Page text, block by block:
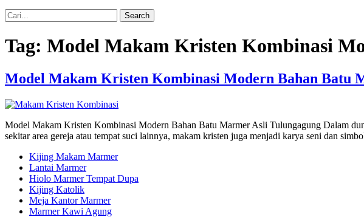
Search
Tag: Model Makam Kristen Kombinasi
Model Makam Kristen Kombinasi Modern Bahan Batu
Model Makam Kristen Kombinasi Modern Bahan Batu Marmer Asli Tulungagung Dalam
sekitar area gereja atau tempat suci lainnya, makam kristen juga menjadi karya seni dan
Kijing Makam Marmer
Lantai Marmer
Hiolo Marmer Tempat Dupa
Kijing Katolik
Meja Kantor Marmer
Marmer Kawi Agung